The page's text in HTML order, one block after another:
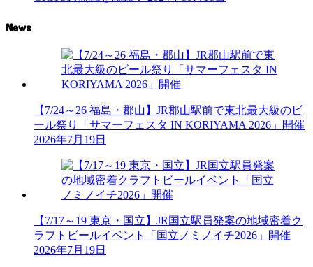
News
【7/24～26 福島・郡山】JR郡山駅前で東北最大級のビ
ール祭り「サマーフェスタ IN KORIYAMA 2026」開催
2026年7月19日
【7/17～19 東京・国立】JR国立駅員発案の地域密着ク
ラフトビールイベント「国立ノミノイチ2026」開催
2026年7月19日